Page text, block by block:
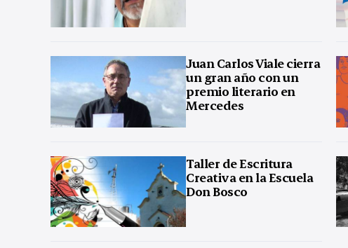
Juan Carlos Viale cierra
un gran año con un
premio literario en
Mercedes
Taller de Escritura
Creativa en la Escuela
Don Bosco